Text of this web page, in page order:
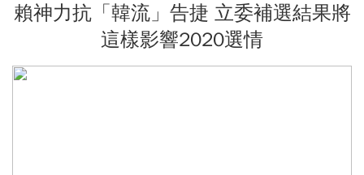
賴神力抗「韓流」告捷 立委補選結果將
這樣影響2020選情